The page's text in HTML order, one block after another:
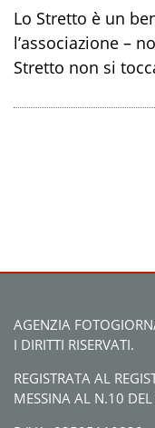
Lo Stretto è un
l’associazione –
Stretto non si
AGENZIA
I DIRITTI RISERVATI.
REGISTRATA AL
MESSINA AL N.10